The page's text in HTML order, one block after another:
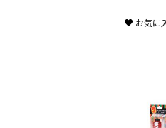
お気に